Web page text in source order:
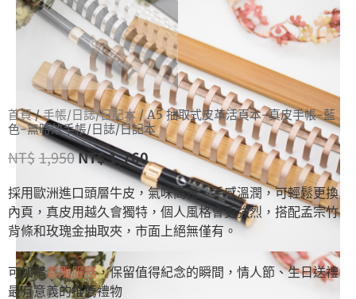
首頁/手帳/日誌/日記本/ A5 抽取式皮革活頁本-真皮手帳-藍
色-無時效手帳/日誌/日記本
NT$1,950NT$1,760
採用歐洲進口頭層牛皮，氣味高雅，手感溫潤，可輕鬆更換
內頁，真皮用越久會獨特，個人風格會更強烈，搭配孟宗竹
背條和玫瑰金抽取夾，市面上絕無僅有。
可加購雷雕服務，保留值得紀念的瞬間，情人節、生日送禮
最有意義的推薦禮物